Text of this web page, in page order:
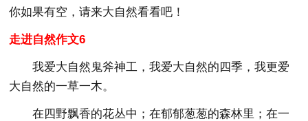
你如果有空，请来大自然看看吧！
走进自然作文6
我爱大自然鬼斧神工，我爱大自然的四季，我更爱
大自然的一草一木。
在四野飘香的花丛中；在郁郁葱葱的森林里；在一